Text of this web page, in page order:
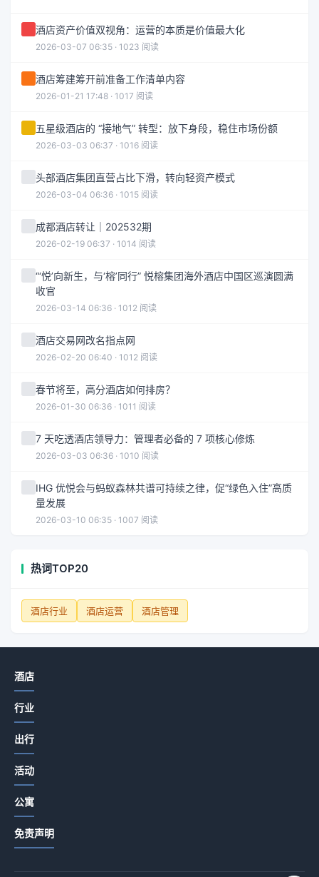
酒店资产价值双视角：运营的本质是价值最大化
2026-03-07 06:35 · 1023 阅读
酒店筹建筹开前准备工作清单内容
2026-01-21 17:48 · 1017 阅读
五星级酒店的 “接地气” 转型：放下身段，稳住市场份额
2026-03-03 06:37 · 1016 阅读
头部酒店集团直营占比下滑，转向轻资产模式
2026-03-04 06:36 · 1015 阅读
成都酒店转让｜202532期
2026-02-19 06:37 · 1014 阅读
“‘悦’向新生，与‘榕’同行” 悦榕集团海外酒店中国区巡演圆满
收官
2026-03-14 06:36 · 1012 阅读
酒店交易网改名指点网
2026-02-20 06:40 · 1012 阅读
春节将至，高分酒店如何排房？
2026-01-30 06:36 · 1011 阅读
7 天吃透酒店领导力：管理者必备的 7 项核心修炼
2026-03-03 06:36 · 1010 阅读
IHG 优悦会与蚂蚁森林共谱可持续之律，促“绿色入住”高质
量发展
2026-03-10 06:35 · 1007 阅读
热词TOP20
酒店行业 酒店运营 酒店管理
酒店
行业
出行
活动
公寓
免责声明